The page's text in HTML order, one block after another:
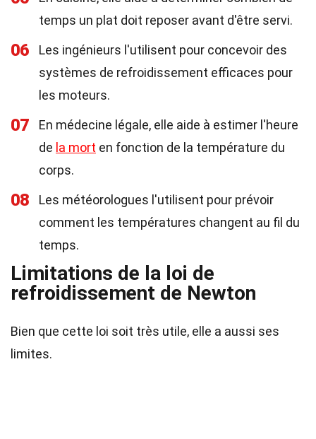
temps un plat doit reposer avant d'être servi.
06
Les ingénieurs l'utilisent pour concevoir des
systèmes de refroidissement efficaces pour
les moteurs.
07
En médecine légale, elle aide à estimer l'heure
de la mort en fonction de la température du
corps.
08
Les météorologues l'utilisent pour prévoir
comment les températures changent au fil du
temps.
Limitations de la loi de
refroidissement de Newton
Bien que cette loi soit très utile, elle a aussi ses
limites.